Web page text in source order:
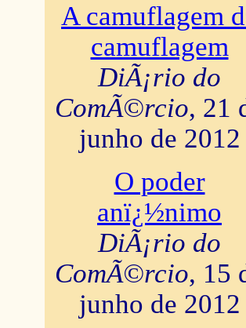
A camuflagem
camuflagem
DiÃ¡rio do
ComÃ©rcio, 21
junho de 2012
O poder
anï¿½nimo
DiÃ¡rio do
ComÃ©rcio, 15
junho de 2012